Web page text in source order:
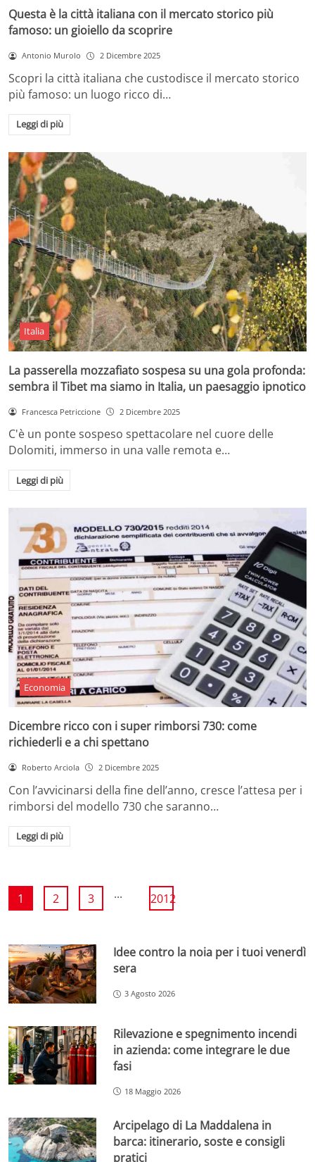
Questa è la città italiana con il mercato storico più
famoso: un gioiello da scoprire
Antonio Murolo 2 Dicembre 2025
Scopri la città italiana che custodisce il mercato storico
più famoso: un luogo ricco di…
Leggi di più
Italia
La passerella mozzafiato sospesa su una gola profonda:
sembra il Tibet ma siamo in Italia, un paesaggio ipnotico
Francesca Petriccione 2 Dicembre 2025
C'è un ponte sospeso spettacolare nel cuore delle
Dolomiti, immerso in una valle remota e…
Leggi di più
Economia
Dicembre ricco con i super rimborsi 730: come
richiederli e a chi spettano
Roberto Arciola 2 Dicembre 2025
Con l’avvicinarsi della fine dell’anno, cresce l’attesa per i
rimborsi del modello 730 che saranno…
Leggi di più
1 2 3 ... 2012
Idee contro la noia per i tuoi venerdì
sera
3 Agosto 2026
Rilevazione e spegnimento incendi
in azienda: come integrare le due
fasi
18 Maggio 2026
Arcipelago di La Maddalena in
barca: itinerario, soste e consigli
pratici